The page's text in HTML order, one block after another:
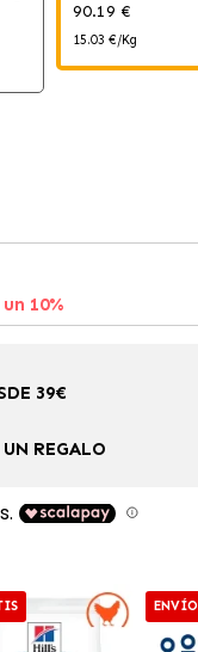
90.19 €
15.03 €/Kg
10%
39€
REGALO